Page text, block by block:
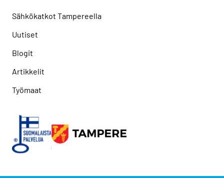
Sähkökatkot Tampereella
Uutiset
Blogit
Artikkelit
Työmaat